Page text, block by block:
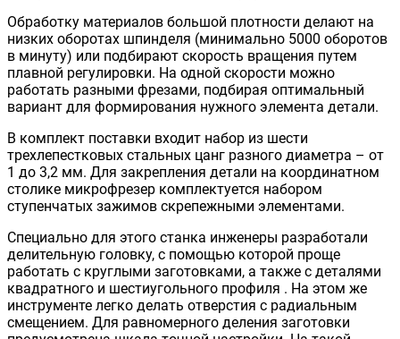
Обработку материалов большой плотности делают на
низких оборотах шпинделя (минимально 5000 оборотов
в минуту) или подбирают скорость вращения путем
плавной регулировки. На одной скорости можно
работать разными фрезами, подбирая оптимальный
вариант для формирования нужного элемента детали.
В комплект поставки входит набор из шести
трехлепестковых стальных цанг разного диаметра – от
1 до 3,2 мм. Для закрепления детали на координатном
столике микрофрезер комплектуется набором
ступенчатых зажимов скрепежными элементами.
Специально для этого станка инженеры разработали
делительную головку, с помощью которой проще
работать с круглыми заготовками, а также с деталями
квадратного и шестиугольного профиля . На этом же
инструменте легко делать отверстия с радиальным
смещением. Для равномерного деления заготовки